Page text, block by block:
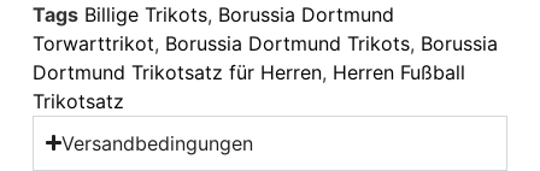
Tags Billige Trikots, Borussia Dortmund
Torwarttrikot, Borussia Dortmund Trikots, Borussia
Dortmund Trikotsatz für Herren, Herren Fußball
Trikotsatz
Versandbedingungen